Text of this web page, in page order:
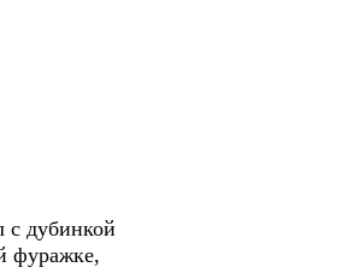
с дубинкой
фуражке,